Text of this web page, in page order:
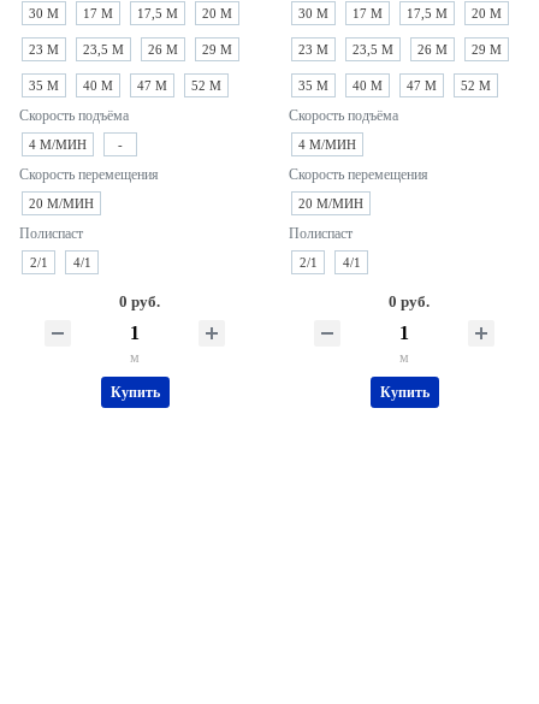
30 М 17 М 17,5 М 20 М
23 М 23,5 М 26 М 29 М
35 М 40 М 47 М 52 М
Скорость подъёма
4 М/МИН -
Скорость перемещения
20 М/МИН
Полиспаст
2/1 4/1
0 руб.
м
Купить
30 М 17 М 17,5 М 20 М
23 М 23,5 М 26 М 29 М
35 М 40 М 47 М 52 М
Скорость подъёма
4 М/МИН
Скорость перемещения
20 М/МИН
Полиспаст
2/1 4/1
0 руб.
м
Купить